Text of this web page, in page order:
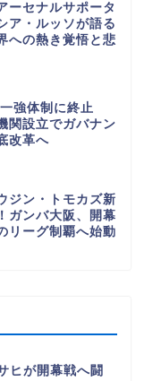
ーセナルサポータ
ア・ルッソが語る
への熱き覚悟と悲
強体制に終止
関設立でガバナン
改革へ
ジン・トモカズ新
ガンバ大阪、開幕
リーグ制覇へ始動
ヒが開幕戦へ闘